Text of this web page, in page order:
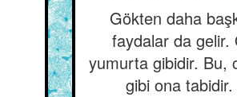
Gökten daha
faydalar da gelir.
yumurta gibidir. Bu,
gibi ona tabidir.